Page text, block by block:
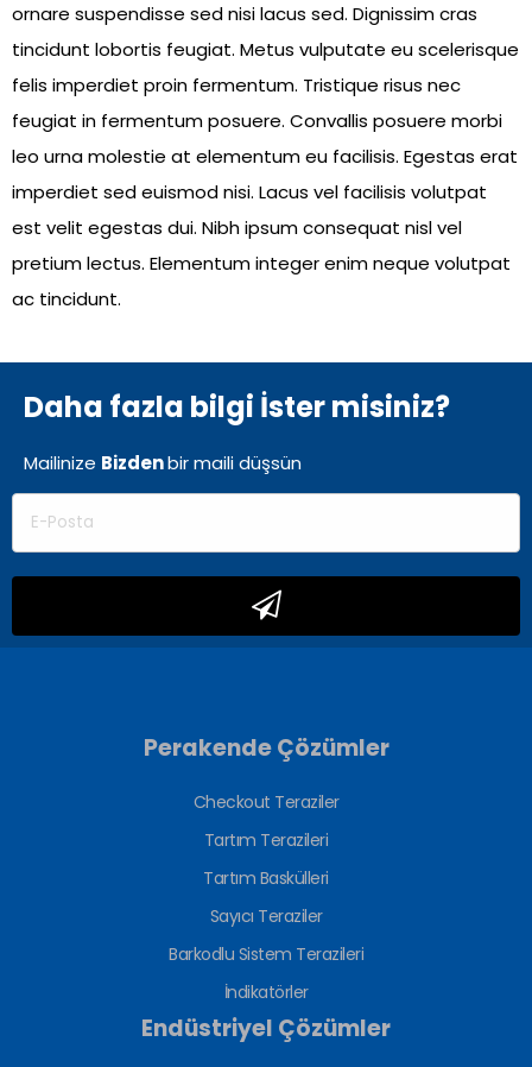
ornare suspendisse sed nisi lacus sed. Dignissim cras
tincidunt lobortis feugiat. Metus vulputate eu scelerisque
felis imperdiet proin fermentum. Tristique risus nec
feugiat in fermentum posuere. Convallis posuere morbi
leo urna molestie at elementum eu facilisis. Egestas erat
imperdiet sed euismod nisi. Lacus vel facilisis volutpat
est velit egestas dui. Nibh ipsum consequat nisl vel
pretium lectus. Elementum integer enim neque volutpat
ac tincidunt.
Daha fazla bilgi İster misiniz?
Mailinize Bizdenbirmaili düşsün
Perakende Çözümler
Checkout Teraziler
Tartım Terazileri
Tartım Baskülleri
Sayıcı Teraziler
Barkodlu Sistem Terazileri
İndikatörler
Endüstriyel Çözümler